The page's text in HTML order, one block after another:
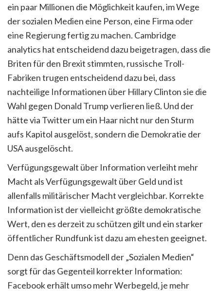
ein paar Millionen die Möglichkeit kaufen, im Wege
der sozialen Medien eine Person, eine Firma oder
eine Regierung fertig zu machen. Cambridge
analytics hat entscheidend dazu beigetragen, dass die
Briten für den Brexit stimmten, russische Troll-
Fabriken trugen entscheidend dazu bei, dass
nachteilige Informationen über Hillary Clinton sie die
Wahl gegen Donald Trump verlieren ließ. Und der
hätte via Twitter um ein Haar nicht nur den Sturm
aufs Kapitol ausgelöst, sondern die Demokratie der
USA ausgelöscht.
Verfügungsgewalt über Information verleiht mehr
Macht als Verfügungsgewalt über Geld und ist
allenfalls militärischer Macht vergleichbar. Korrekte
Information ist der vielleicht größte demokratische
Wert, den es derzeit zu schützen gilt und ein starker
öffentlicher Rundfunk ist dazu am ehesten geeignet.
Denn das Geschäftsmodell der „Sozialen Medien“
sorgt für das Gegenteil korrekter Information:
Facebook erhält umso mehr Werbegeld, je mehr